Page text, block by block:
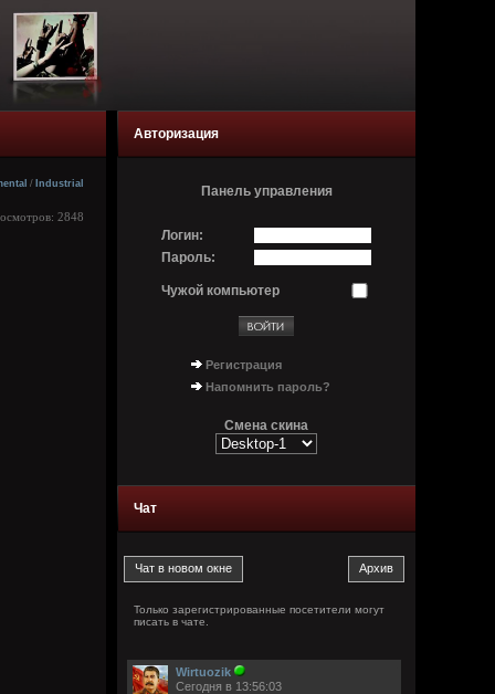
/ Industrial
2848
Авторизация
Панель управления
Логин:
Пароль:
Чужой компьютер
Регистрация
Напомнить пароль?
Смена скина
Чат
Только зарегистрированные посетители могут
писать в чате.
Wirtuozik
Сегодня в 13:56:03